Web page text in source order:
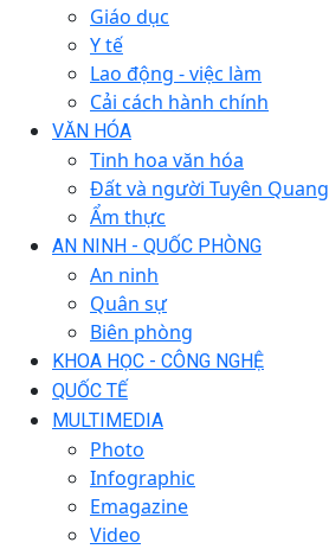
Giáo dục
Y tế
Lao động - việc làm
Cải cách hành chính
VĂN HÓA
Tinh hoa văn hóa
Đất và người Tuyên Quang
Ẩm thực
AN NINH - QUỐC PHÒNG
An ninh
Quân sự
Biên phòng
KHOA HỌC - CÔNG NGHỆ
QUỐC TẾ
MULTIMEDIA
Photo
Infographic
Emagazine
Video